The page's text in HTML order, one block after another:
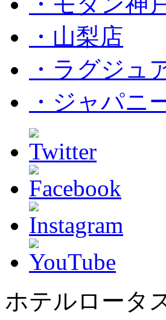
・山梨店
・ラグジュ
・ジャパニ
ホテルロータ